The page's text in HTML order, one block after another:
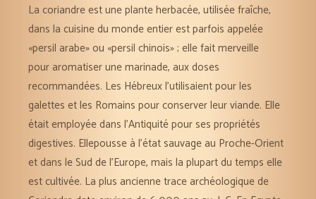
La coriandre est une plante herbacée, utilisée fraîche,
dans la cuisine du monde entier est parfois appelée
«persil arabe» ou «persil chinois» ; elle fait merveille
pour aromatiser une marinade, aux doses
recommandées. Les Hébreux l’utilisaient pour les
galettes et les Romains pour conserver leur viande. Elle
était employée dans l’Antiquité pour ses propriétés
digestives. Ellepousse à l’état sauvage au Proche-Orient
et dans le Sud de l’Europe, mais la plupart du temps elle
est cultivée. La plus ancienne trace archéologique de